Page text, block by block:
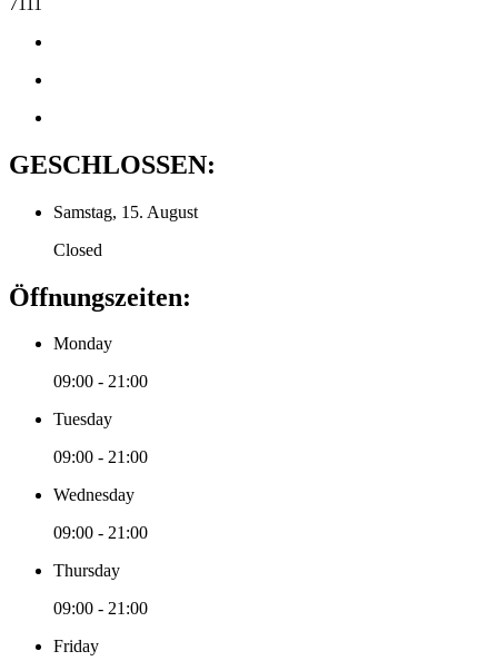
GESCHLOSSEN:
Samstag, 15. August
Closed
Öffnungszeiten:
Monday
09:00 - 21:00
Tuesday
09:00 - 21:00
Wednesday
09:00 - 21:00
Thursday
09:00 - 21:00
Friday